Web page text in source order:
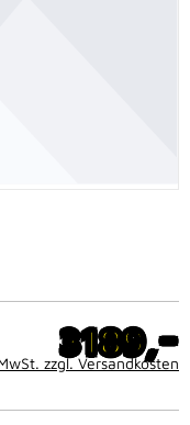
3189,-
zzgl. Versandkosten